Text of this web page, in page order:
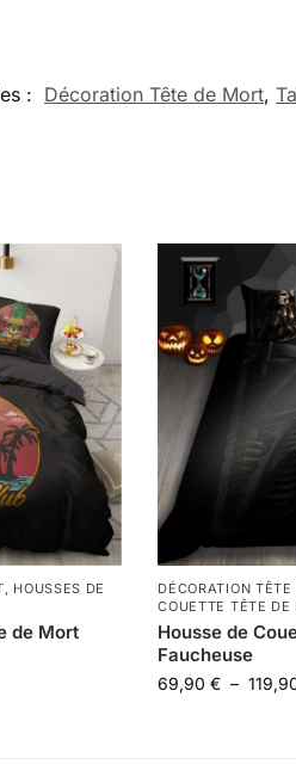
: Décoration Tête de Mort,
, HOUSSES DE
de Mort
DÉCORATION
COUETTE TÊTE DE
Housse de
Faucheuse
69,90€ –